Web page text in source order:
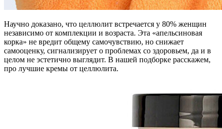
Научно доказано, что целлюлит встречается у 80% женщин
независимо от комплекции и возраста. Эта «апельсиновая
корка» не вредит общему самочувствию, но снижает
самооценку, сигнализирует о проблемах со здоровьем, да и в
целом не эстетично выглядит. В нашей подборке расскажем,
про лучшие кремы от целлюлита.